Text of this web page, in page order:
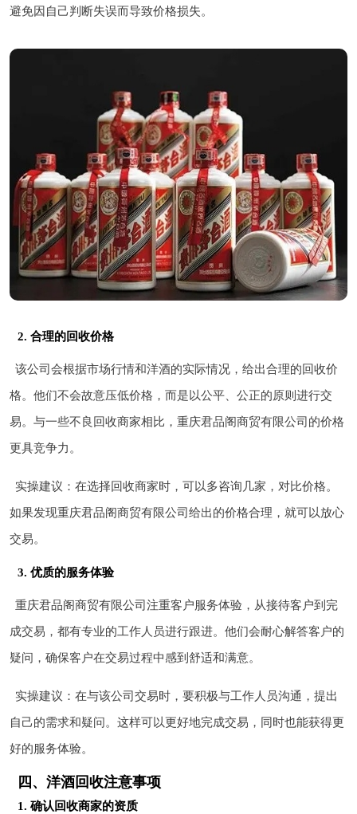
避免因自己判断失误而导致价格损失。
2. 合理的回收价格
该公司会根据市场行情和洋酒的实际情况，给出合理的回收价
格。他们不会故意压低价格，而是以公平、公正的原则进行交
易。与一些不良回收商家相比，重庆君品阁商贸有限公司的价格
更具竞争力。
实操建议：在选择回收商家时，可以多咨询几家，对比价格。
如果发现重庆君品阁商贸有限公司给出的价格合理，就可以放心
交易。
3. 优质的服务体验
重庆君品阁商贸有限公司注重客户服务体验，从接待客户到完
成交易，都有专业的工作人员进行跟进。他们会耐心解答客户的
疑问，确保客户在交易过程中感到舒适和满意。
实操建议：在与该公司交易时，要积极与工作人员沟通，提出
自己的需求和疑问。这样可以更好地完成交易，同时也能获得更
好的服务体验。
四、洋酒回收注意事项
1. 确认回收商家的资质